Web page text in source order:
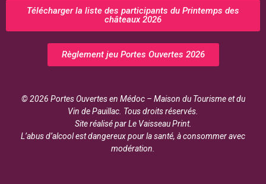
Télécharger la liste des participants du Printemps des
châteaux 2026
Règlement jeu Portes Ouvertes 2026
© 2026 Portes Ouvertes en Médoc – Maison du Tourisme et du
Vin de Pauillac. Tous droits réservés.
Site réalisé par Le Vaisseau Print.
L’abus d’alcool est dangereux pour la santé, à consommer avec
modération.